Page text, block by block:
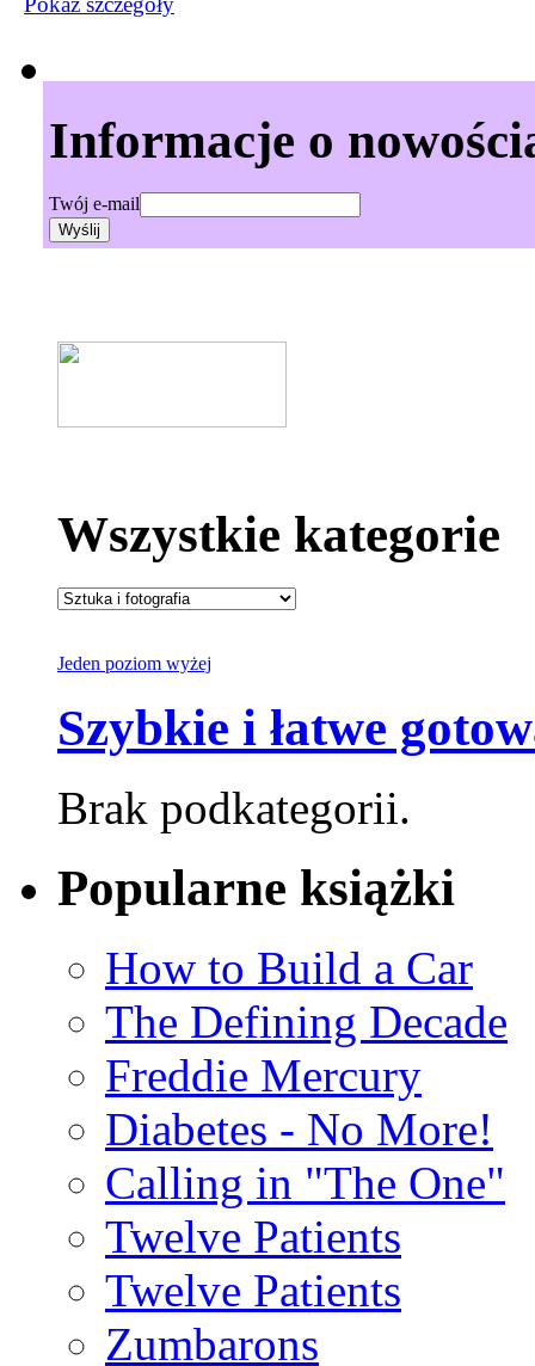
Informacje o
Twój e-mail
Wszystkie kategorie
Jeden poziom wyżej
Szybkie i łatwe
Brak podkategorii.
Popularne książki
How to Build a Car
The Defining Decade
Freddie Mercury
Diabetes - No More!
Calling in "The One"
Twelve Patients
Twelve Patients
Zumbarons